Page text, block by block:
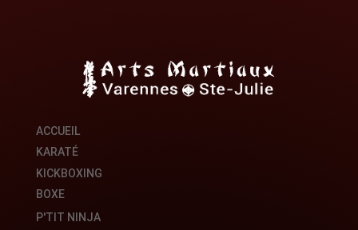
ACCUEIL
KARATÉ
KICKBOXING
BOXE
P'TIT NINJA